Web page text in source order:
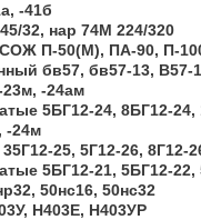
-41б
32, нар 74М 224/320
П-50(М), ПА-90, П-
бв57, бв57-13, В57-
23м, -24ам
5БГ12-24, 8БГ12-24,
-24м
25, 5Г12-26, 8Г12-
5БГ12-21, 5БГ12-22,
50нс16, 50нс32
Н403Е, Н403УР